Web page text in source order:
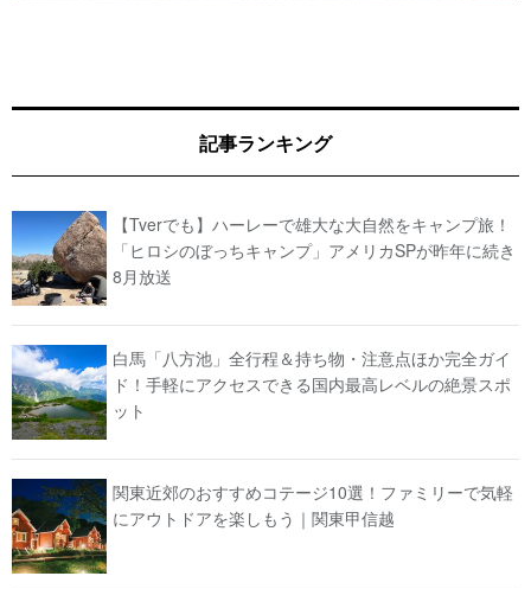
記事ランキング
【Tverでも】ハーレーで雄大な大自然をキャンプ旅！
「ヒロシのぼっちキャンプ」アメリカSPが昨年に続き
8月放送
白馬「八方池」全行程＆持ち物・注意点ほか完全ガイ
ド！手軽にアクセスできる国内最高レベルの絶景スポ
ット
関東近郊のおすすめコテージ10選！ファミリーで気軽
にアウトドアを楽しもう｜関東甲信越